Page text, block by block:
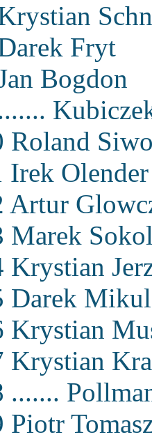
Fryt
Bogdon
Roland
Irek Olender
Artur
Marek
Krystian
Darek
Krystian
Krystian
.......
Piotr